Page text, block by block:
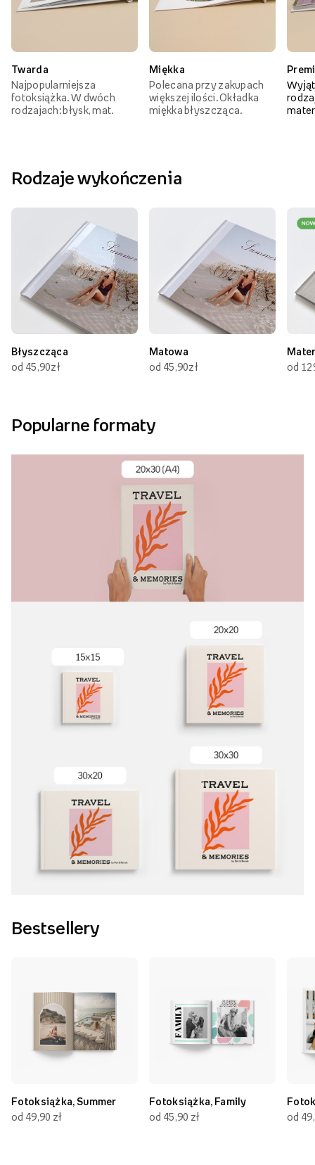
Twarda
Najpopularniejsza
fotoksiążka. W dwóch
rodzajach: błysk, mat.
Miękka
Polecana przy zakupach
większej ilości. Okładka
miękka błyszcząca.
Rodzaje wykończenia
Błyszcząca
od 45,90zł
Matowa
od 45,90zł
od
Popularne formaty
Bestsellery
Fotoksiążka, Summer
od 49,90 zł
Fotoksiążka, Family
od 45,90 zł
od